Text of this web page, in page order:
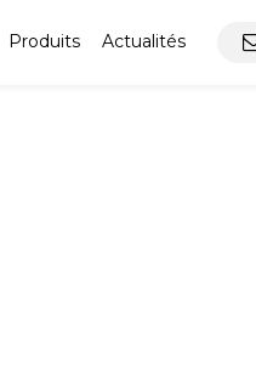
Produits Actualités